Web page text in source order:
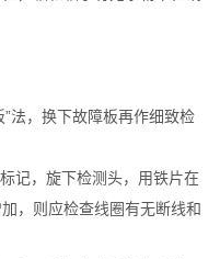
法，换下故障板再作细致检
记，旋下检测头，用铁片在
，则应检查线圈有无断线和